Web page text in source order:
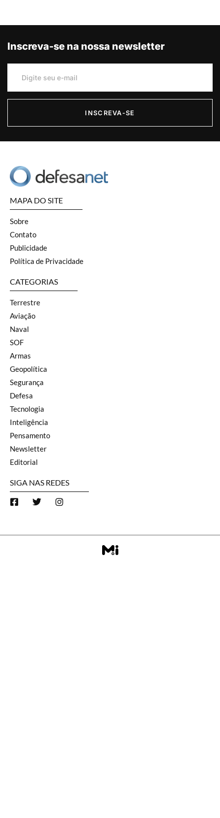
Inscreva-se na nossa newsletter
INSCREVA-SE
MAPA DO SITE
Sobre
Contato
Publicidade
Política de Privacidade
CATEGORIAS
Terrestre
Aviação
Naval
SOF
Armas
Geopolítica
Segurança
Defesa
Tecnologia
Inteligência
Pensamento
Newsletter
Editorial
SIGA NAS REDES